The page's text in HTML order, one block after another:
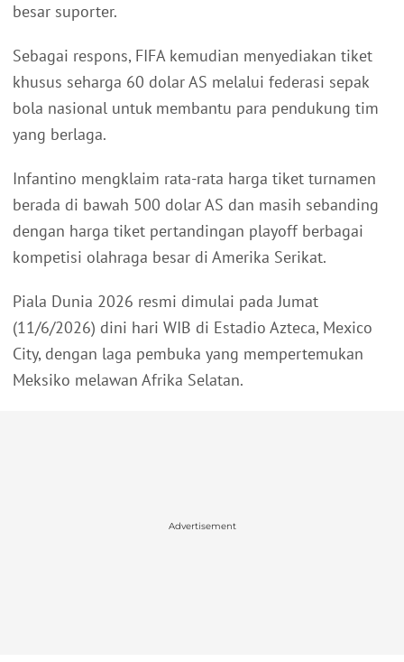
besar suporter.
Sebagai respons, FIFA kemudian menyediakan tiket
khusus seharga 60 dolar AS melalui federasi sepak
bola nasional untuk membantu para pendukung tim
yang berlaga.
Infantino mengklaim rata-rata harga tiket turnamen
berada di bawah 500 dolar AS dan masih sebanding
dengan harga tiket pertandingan playoff berbagai
kompetisi olahraga besar di Amerika Serikat.
Piala Dunia 2026 resmi dimulai pada Jumat
(11/6/2026) dini hari WIB di Estadio Azteca, Mexico
City, dengan laga pembuka yang mempertemukan
Meksiko melawan Afrika Selatan.
Advertisement